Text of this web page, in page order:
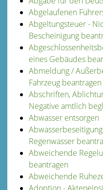
Abgelaufenen
Abgeltungsteuer -
Bescheinigung
eines Gebäudes
Abmeldung /
Fahrzeug beantragen
Abschriften,
Negative amtlich
Abwasser entsorgen
Regenwasser
Abweichende
beantragen
Abweichende